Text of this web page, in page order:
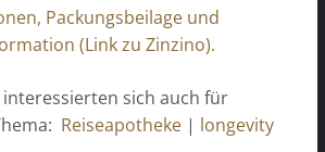
Packungsbeilage und
(Link zu Zinzino).
sich auch für
Reiseapotheke | longevity